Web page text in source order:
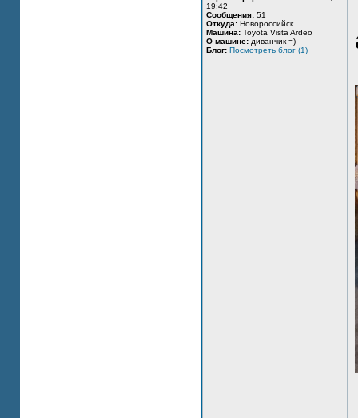
19:42
Сообщения: 51
Откуда: Новороссийск
Машина: Toyota Vista Ardeo
О машине: диванчик =)
Блог: Посмотреть блог (1)